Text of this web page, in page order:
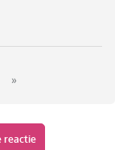
»
reactie